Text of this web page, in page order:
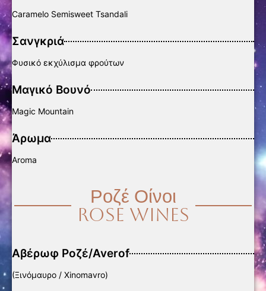
Caramelo Semisweet Tsandali
Σανγκριά
Φυσικό εκχύλισμα φρούτων
Μαγικό Βουνό
Magic Mountain
Άρωμα
Aroma
Ροζέ Οίνοι
Rose Wines
Αβέρωφ Ροζέ/Averof
(Ξινόμαυρο / Xinomavro)